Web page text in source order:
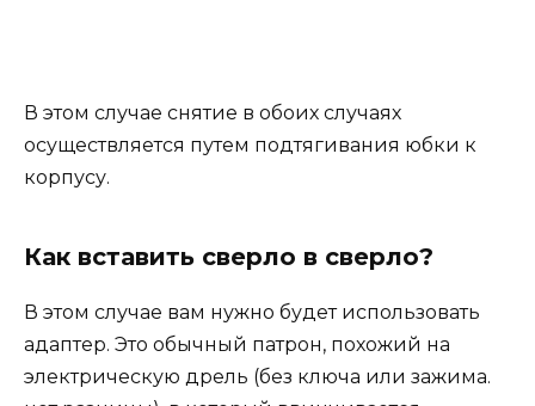
В этом случае снятие в обоих случаях
осуществляется путем подтягивания юбки к
корпусу.
Как вставить сверло в сверло?
В этом случае вам нужно будет использовать
адаптер. Это обычный патрон, похожий на
электрическую дрель (без ключа или зажима.